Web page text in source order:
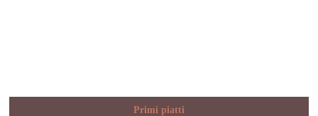
Primi piatti